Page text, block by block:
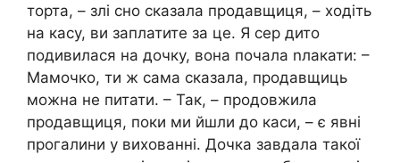
торта, – злі сно сказала продавщиця, – ходіть
на касу, ви заплатите за це. Я сер дито
подивилася на дочку, вона почала nлакати: –
Мамочко, ти ж сама сказала, продавщиць
можна не питати. – Так, – продовжила
продавщиця, поки ми йшли до каси, – є явні
прогалини у вихованні. Дочка завдала такої